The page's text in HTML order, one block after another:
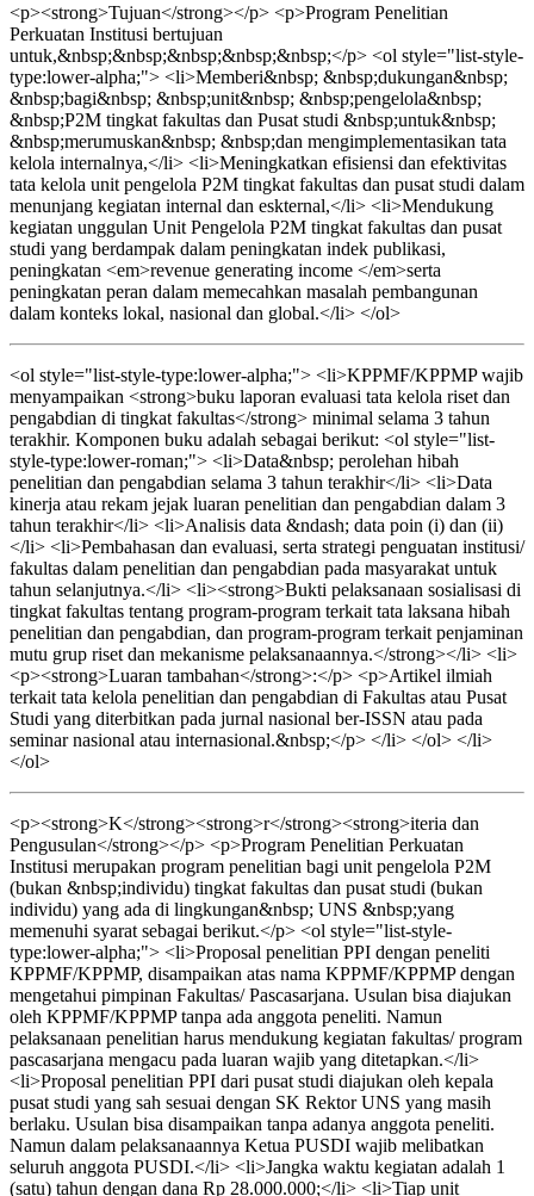
<p><strong>Tujuan</strong></p> <p>Program Penelitian
Perkuatan Institusi bertujuan
untuk,&nbsp;&nbsp;&nbsp;&nbsp;&nbsp;</p> <ol style="list-style-
type:lower-alpha;"> <li>Memberi&nbsp; &nbsp;dukungan&nbsp;
&nbsp;bagi&nbsp; &nbsp;unit&nbsp; &nbsp;pengelola&nbsp;
&nbsp;P2M tingkat fakultas dan Pusat studi &nbsp;untuk&nbsp;
&nbsp;merumuskan&nbsp; &nbsp;dan mengimplementasikan tata
kelola internalnya,</li> <li>Meningkatkan efisiensi dan efektivitas
tata kelola unit pengelola P2M tingkat fakultas dan pusat studi dalam
menunjang kegiatan internal dan eskternal,</li> <li>Mendukung
kegiatan unggulan Unit Pengelola P2M tingkat fakultas dan pusat
studi yang berdampak dalam peningkatan indek publikasi,
peningkatan <em>revenue generating income </em>serta
peningkatan peran dalam memecahkan masalah pembangunan
dalam konteks lokal, nasional dan global.</li> </ol>
<ol style="list-style-type:lower-alpha;"> <li>KPPMF/KPPMP wajib
menyampaikan <strong>buku laporan evaluasi tata kelola riset dan
pengabdian di tingkat fakultas</strong> minimal selama 3 tahun
terakhir. Komponen buku adalah sebagai berikut: <ol style="list-
style-type:lower-roman;"> <li>Data&nbsp; perolehan hibah
penelitian dan pengabdian selama 3 tahun terakhir</li> <li>Data
kinerja atau rekam jejak luaran penelitian dan pengabdian dalam 3
tahun terakhir</li> <li>Analisis data &ndash; data poin (i) dan (ii)
</li> <li>Pembahasan dan evaluasi, serta strategi penguatan institusi/
fakultas dalam penelitian dan pengabdian pada masyarakat untuk
tahun selanjutnya.</li> <li><strong>Bukti pelaksanaan sosialisasi di
tingkat fakultas tentang program-program terkait tata laksana hibah
penelitian dan pengabdian, dan program-program terkait penjaminan
mutu grup riset dan mekanisme pelaksanaannya.</strong></li> <li>
<p><strong>Luaran tambahan</strong>:</p> <p>Artikel ilmiah
terkait tata kelola penelitian dan pengabdian di Fakultas atau Pusat
Studi yang diterbitkan pada jurnal nasional ber-ISSN atau pada
seminar nasional atau internasional.&nbsp;</p> </li> </ol> </li>
</ol>
<p><strong>K</strong><strong>r</strong><strong>iteria dan
Pengusulan</strong></p> <p>Program Penelitian Perkuatan
Institusi merupakan program penelitian bagi unit pengelola P2M
(bukan &nbsp;individu) tingkat fakultas dan pusat studi (bukan
individu) yang ada di lingkungan&nbsp; UNS &nbsp;yang
memenuhi syarat sebagai berikut.</p> <ol style="list-style-
type:lower-alpha;"> <li>Proposal penelitian PPI dengan peneliti
KPPMF/KPPMP, disampaikan atas nama KPPMF/KPPMP dengan
mengetahui pimpinan Fakultas/ Pascasarjana. Usulan bisa diajukan
oleh KPPMF/KPPMP tanpa ada anggota peneliti. Namun
pelaksanaan penelitian harus mendukung kegiatan fakultas/ program
pascasarjana mengacu pada luaran wajib yang ditetapkan.</li>
<li>Proposal penelitian PPI dari pusat studi diajukan oleh kepala
pusat studi yang sah sesuai dengan SK Rektor UNS yang masih
berlaku. Usulan bisa disampaikan tanpa adanya anggota peneliti.
Namun dalam pelaksanaannya Ketua PUSDI wajib melibatkan
seluruh anggota PUSDI.</li> <li>Jangka waktu kegiatan adalah 1
(satu) tahun dengan dana Rp 28.000.000;</li> <li>Tiap unit